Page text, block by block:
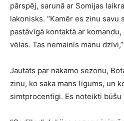
pārspēj, sarunā ar Somijas
lakonisks. “Kamēr es zinu savu
pastāvīgā kontaktā ar
vēlas. Tas nemainīs manu
Jautāts par nākamo sezonu,
zinu, ko saka mans līgums, un
simtprocentīgi. Es noteikti būšu